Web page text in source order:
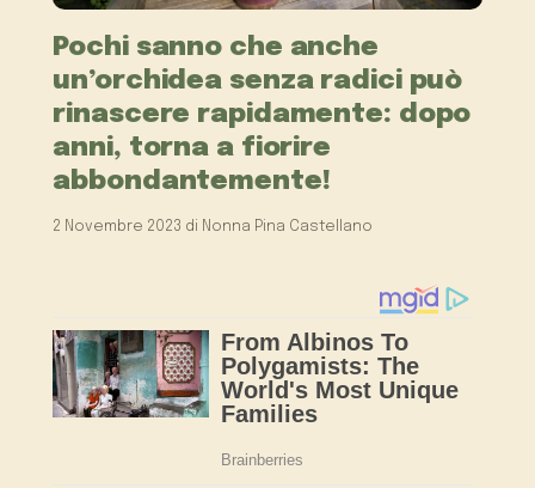
Pochi sanno che anche
un’orchidea senza radici può
rinascere rapidamente: dopo
anni, torna a fiorire
abbondantemente!
2 Novembre 2023 di Nonna Pina Castellano